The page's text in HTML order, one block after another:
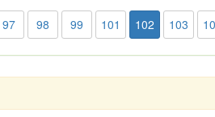
97 98 99 101 102 103